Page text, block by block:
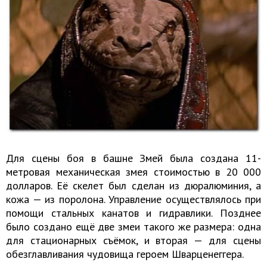
Для сцены боя в башне Змей была создана 11-
метровая механическая змея стоимостью в 20 000
долларов. Её скелет был сделан из дюралюминия, а
кожа — из поролона. Управление осуществлялось при
помощи стальных канатов и гидравлики. Позднее
было создано ещё две змеи такого же размера: одна
для стационарных съёмок, и вторая — для сцены
обезглавливания чудовища героем Шварценеггера.